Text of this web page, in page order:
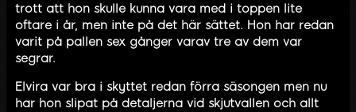
trott att hon skulle kunna vara med i toppen lite
oftare i år, men inte på det här sättet. Hon har redan
varit på pallen sex gånger varav tre av dem var
segrar.
Elvira var bra i skyttet redan förra säsongen men nu
har hon slipat på detaljerna vid skjutvallen och allt